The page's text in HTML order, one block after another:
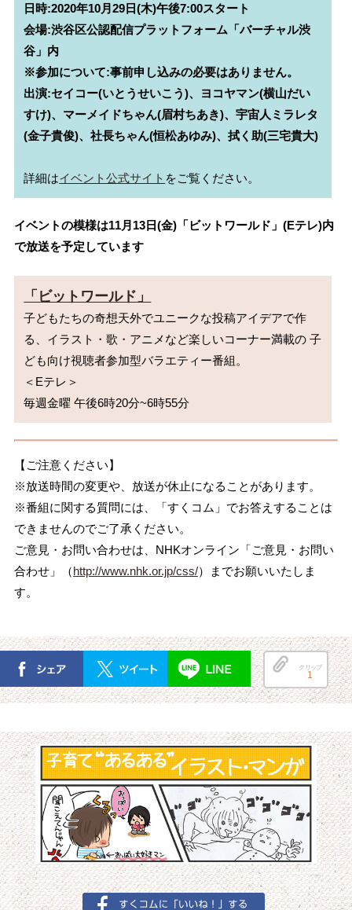
日時:2020年10月29日(木)午後7:00スタート
会場:渋谷区公認配信プラットフォーム「バーチャル渋
谷」内
※参加について:事前申し込みの必要はありません。
出演:セイコー(いとうせいこう)、ヨコヤマン(横山だい
すけ)、マーメイドちゃん(眉村ちあき)、宇宙人ミラレタ
(金子貴俊)、社長ちゃん(恒松あゆみ)、拭く助(三宅貴大)
詳細はイベント公式サイト
イベントの模様は11月13日(金)「ビットワールド」(Eテレ)内
で放送を予定しています
「ビットワールド」
子どもたちの奇想天外でユニークな投稿アイデアで作
る、イラスト・歌・アニメなど楽しいコーナー満載の 子
ども向け視聴者参加型バラエティー番組。
＜Eテレ＞
【ご注意ください】
※放送時間の変更や、放送が休止になることがあります。
※番組に関する質問には、「すくコム」でお答えすることは
できませんのでご了承ください。
ご意見・お問い合わせは、NHKオンライン「ご意見・お問い
合わせ」（http://www.nhk.or.jp/css/）までお願いいたしま
す。
クリップ
1